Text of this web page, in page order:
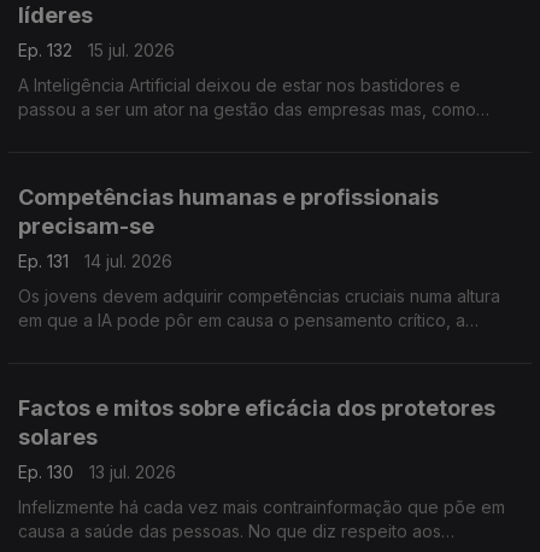
líderes
Ep. 132
15 jul. 2026
A Inteligência Artificial deixou de estar nos bastidores e
passou a ser um ator na gestão das empresas mas, como
Competências humanas e profissionais
precisam-se
Ep. 131
14 jul. 2026
Os jovens devem adquirir competências cruciais numa altura
em que a IA pode pôr em causa o pensamento crítico, a
Factos e mitos sobre eficácia dos protetores
solares
Ep. 130
13 jul. 2026
Infelizmente há cada vez mais contrainformação que põe em
causa a saúde das pessoas. No que diz respeito aos